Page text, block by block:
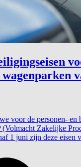
voor de personen- en
Zakelijke
1 juni zijn deze eisen